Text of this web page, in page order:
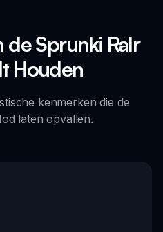
de Sprunki Ralr
Houden
kenmerken die de
laten opvallen.